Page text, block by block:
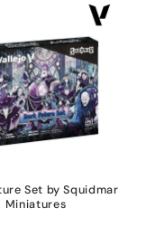
Set by Squidmar
Miniatures